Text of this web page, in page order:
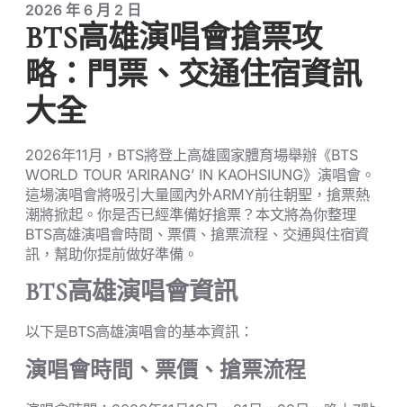
2026 年 6 月 2 日
BTS高雄演唱會搶票攻
略：門票、交通住宿資訊
大全
2026年11月，BTS將登上高雄國家體育場舉辦《BTS
WORLD TOUR ‘ARIRANG’ IN KAOHSIUNG》演唱會。
這場演唱會將吸引大量國內外ARMY前往朝聖，搶票熱
潮將掀起。你是否已經準備好搶票？本文將為你整理
BTS高雄演唱會時間、票價、搶票流程、交通與住宿資
訊，幫助你提前做好準備。
BTS高雄演唱會資訊
以下是BTS高雄演唱會的基本資訊：
演唱會時間、票價、搶票流程